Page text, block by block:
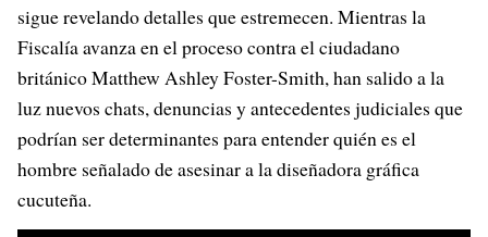
sigue revelando detalles que estremecen. Mientras la
Fiscalía avanza en el proceso contra el ciudadano
británico Matthew Ashley Foster-Smith, han salido a la
luz nuevos chats, denuncias y antecedentes judiciales que
podrían ser determinantes para entender quién es el
hombre señalado de asesinar a la diseñadora gráfica
cucuteña.